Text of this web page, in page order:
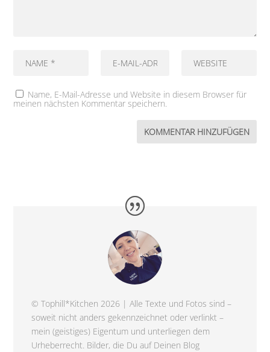
Name, E-Mail-Adresse und Website in diesem Browser für
meinen nächsten Kommentar speichern.
© Tophill*Kitchen 2026 | Alle Texte und Fotos sind –
soweit nicht anders gekennzeichnet oder verlinkt –
mein (geistiges) Eigentum und unterliegen dem
Urheberrecht. Bilder, die Du auf Deinen Blog